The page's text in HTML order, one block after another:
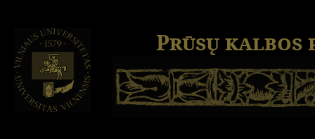
Prūsų kalbos